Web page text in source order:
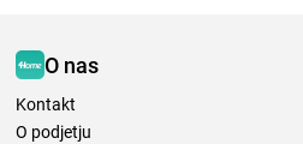
O nas
Kontakt
O podjetju